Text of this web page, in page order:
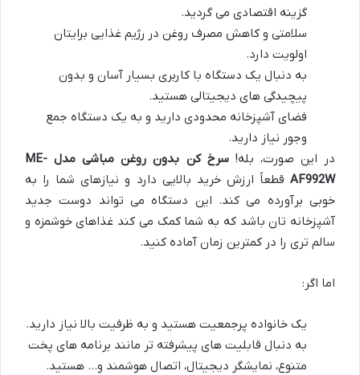
گزینه اقتصادی می گردید.
سلامتی و کاهش مصرف روغن در رژیم غذایی برایتان
اولویت دارد.
به دنبال یک دستگاه با کاربری بسیار آسان و بدون
پیچیدگی های دیجیتالی هستید.
فضای آشپزخانه محدودی دارید و به یک دستگاه جمع
وجور نیاز دارید.
در این صورت، بله!
سرخ کن بدون روغن مباشی مدل ME-
AF992W قطعاً ارزش خرید بالایی دارد و نیازهای شما را به
خوبی برآورده می کند. این دستگاه می تواند دوست جدید
آشپزخانه تان باشد که به شما کمک می کند غذاهای خوشمزه و
سالم تری را در کمترین زمان آماده کنید.
اما اگر:
یک خانواده پرجمعیت هستید و به ظرفیت بالا نیاز دارید.
به دنبال قابلیت های پیشرفته تر مانند برنامه های پخت
متنوع، نمایشگر دیجیتال، اتصال هوشمند و… هستید.